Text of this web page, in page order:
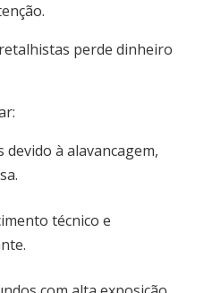
perde dinheiro
à alavancagem,
técnico e